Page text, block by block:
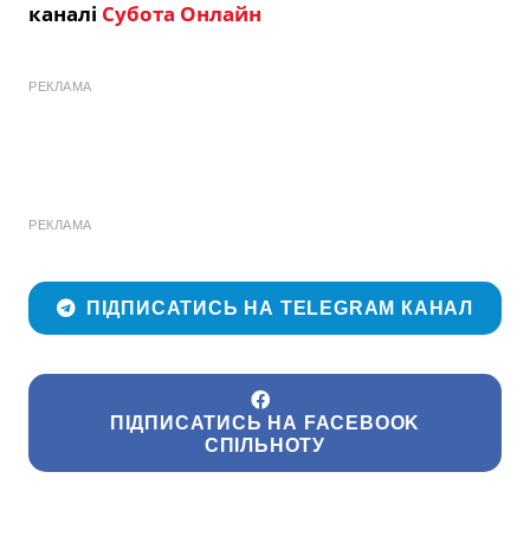
каналі Субота Онлайн
РЕКЛАМА
РЕКЛАМА
ПІДПИСАТИСЬ НА TELEGRAM КАНАЛ
ПІДПИСАТИСЬ НА FACEBOOK
СПІЛЬНОТУ